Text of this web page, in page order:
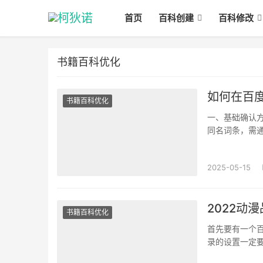
首页 百科创建 百科修改
书籍百科优化
书籍百科优化 如何在百
一、基础确认
同名词条，需
2025-05-15
书籍百科优化 2022动漫
首先要有一个
录的设置一定